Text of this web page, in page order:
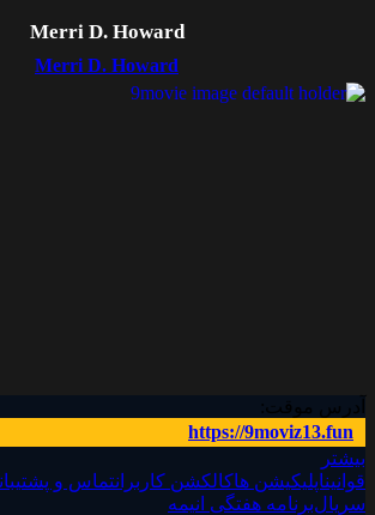
Merri D. Howard
Merri D. Howard
آدرس موقت:
https://9moviz13.fun
بیشتر
قوانیناپلیکیشن هاکالکشن کاربرانتماس و
سریال‌برنامه هفتگی انیمه